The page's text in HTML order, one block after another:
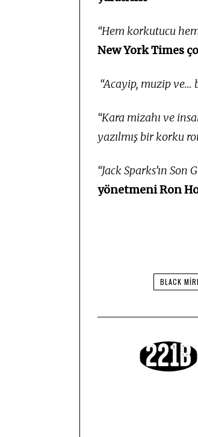
“Hem korkutucu
New York Times
“Acayip, muzip ve…
“Kara mizahı ve
yazılmış bir korku
“Jack Sparks’ın
yönetmeniRon
BLACK